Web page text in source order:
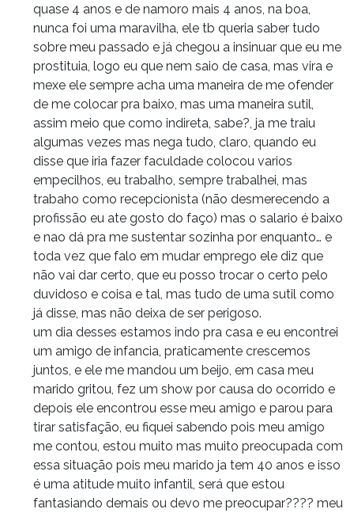
quase 4 anos e de namoro mais 4 anos, na boa,
nunca foi uma maravilha, ele tb queria saber tudo
sobre meu passado e já chegou a insinuar que eu me
prostituia, logo eu que nem saio de casa, mas vira e
mexe ele sempre acha uma maneira de me ofender
de me colocar pra baixo, mas uma maneira sutil,
assim meio que como indireta, sabe?, ja me traiu
algumas vezes mas nega tudo, claro, quando eu
disse que iria fazer faculdade colocou varios
empecilhos, eu trabalho, sempre trabalhei, mas
trabaho como recepcionista (não desmerecendo a
profissão eu ate gosto do faço) mas o salario é baixo
e nao dá pra me sustentar sozinha por enquanto… e
toda vez que falo em mudar emprego ele diz que
não vai dar certo, que eu posso trocar o certo pelo
duvidoso e coisa e tal, mas tudo de uma sutil como
já disse, mas não deixa de ser perigoso.
um dia desses estamos indo pra casa e eu encontrei
um amigo de infancia, praticamente crescemos
juntos, e ele me mandou um beijo, em casa meu
marido gritou, fez um show por causa do ocorrido e
depois ele encontrou esse meu amigo e parou para
tirar satisfação, eu fiquei sabendo pois meu amigo
me contou, estou muito mas muito preocupada com
essa situação pois meu marido ja tem 40 anos e isso
é uma atitude muito infantil, será que estou
fantasiando demais ou devo me preocupar???? meu